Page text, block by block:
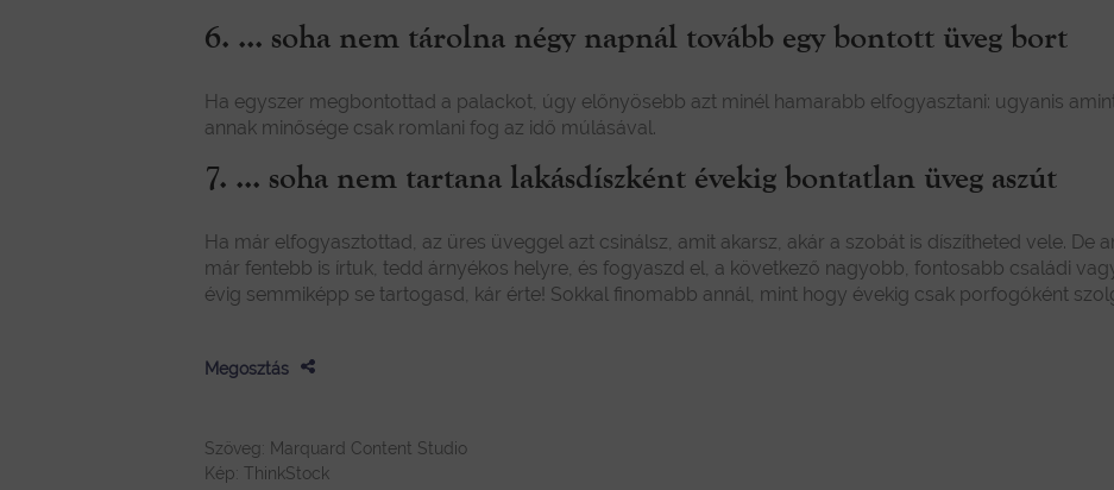
6. ... soha nem tárolna négy napnál tovább egy bontott üveg bort
Ha egyszer megbontottad a palackot, úgy előnyösebb azt minél hamarabb elfogyasztani: ugyanis
annak minősége csak romlani fog az idő múlásával.
7. ... soha nem tartana lakásdíszként évekig bontatlan üveg aszút
Ha már elfogyasztottad, az üres üveggel azt csinálsz, amit akarsz, akár a szobát is díszítheted vele. De
már fentebb is írtuk, tedd árnyékos helyre, és fogyaszd el, a következő nagyobb, fontosabb családi
évig semmiképp se tartogasd, kár érte! Sokkal finomabb annál, mint hogy évekig csak porfogóként
Megosztás
Szöveg: Marquard Content Studio
Kép: ThinkStock